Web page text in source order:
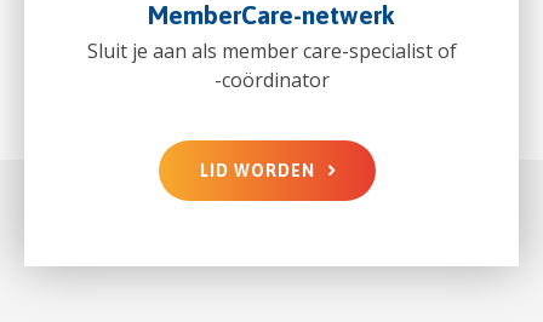
MemberCare-netwerk
Sluit je aan als member care-specialist of
-coördinator
LID WORDEN